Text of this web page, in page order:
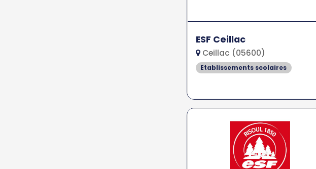
ESF Ceillac
Ceillac (05600)
Etablissements scolaires